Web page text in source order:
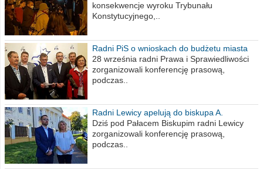
konsekwencje wyroku Trybunału
Konstytucyjnego,..
Radni PiS o wnioskach do budżetu miasta
na 2021 rok
28 września radni Prawa i Sprawiedliwości
zorganizowali konferencję prasową,
podczas..
Radni Lewicy apelują do biskupa A.
Wiesława Meringa
Dziś pod Pałacem Biskupim radni Lewicy
zorganizowali konferencję prasową,
podczas..